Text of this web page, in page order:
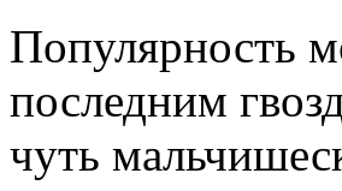
Популярность
последним
чуть